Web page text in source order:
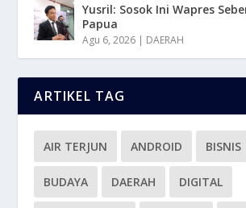
Yusril: Sosok Ini Wapres
Papua
Agu 6, 2026 | DAERAH
ARTIKEL TAG
AIR TERJUN ANDROID BISNIS
BUDAYA DAERAH DIGITAL